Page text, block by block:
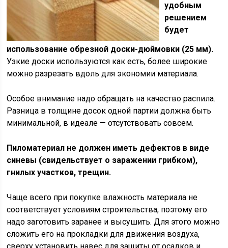
удобным
решением
будет
использование обрезной доски-дюймовки (25 мм).
Узкие доски используются как есть, более широкие
можно разрезать вдоль для экономии материала.
Особое внимание надо обращать на качество распила.
Разница в толщине досок одной партии должна быть
минимальной, в идеале — отсутствовать совсем.
Пиломатериал не должен иметь дефектов в виде
синевы (свидельствует о заражении грибком),
гнилых участков, трещин.
Чаще всего при покупке влажность материала не
соответствует условиям строительства, поэтому его
надо заготовить заранее и высушить. Для этого можно
сложить его на прокладки для движения воздуха,